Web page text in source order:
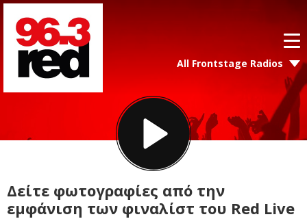
All Frontstage Radios
Δείτε φωτογραφίες από την
εμφάνιση των φιναλίστ του Red Live